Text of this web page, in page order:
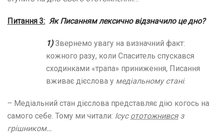
Питання 3: Як Писанням лексично відзначило це дно?
1)Звернемо увагу на визначний факт:
кожного разу, коли Спаситель спускався
сходинками «трапа» приниження, Писання
вживає дієслова у медіальному стані.
– Медіальний стан дієслова представляє дію когось на
самого себе. Тому ми читали: Ісусототожнивсяз
грішником…